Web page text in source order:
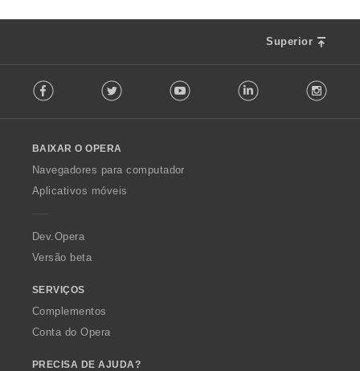
Superior
o
w
O
p
a
Facebook Twitter Youtube LinkedIn
BAIXAR O OPERA
Navegadores para computador
Aplicativos móveis
Dev.Opera
Versão beta
SERVIÇOS
Complementos
Conta do Opera
PRECISA DE AJUDA?